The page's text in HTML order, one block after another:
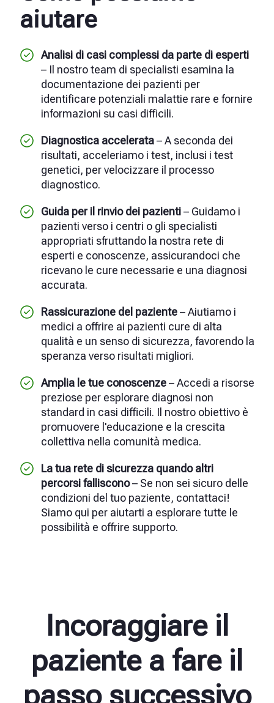
aiutare
Analisi di casi complessi da parte di esperti
– Il nostro team di specialisti esamina la
documentazione dei pazienti per
identificare potenziali malattie rare e fornire
informazioni su casi difficili.
Diagnostica accelerata– A seconda dei
risultati, acceleriamo i test, inclusi i test
genetici, per velocizzare il processo
diagnostico.
Guida per il rinvio dei pazienti– Guidamo i
pazienti verso i centri o gli specialisti
appropriati sfruttando la nostra rete di
esperti e conoscenze, assicurandoci che
ricevano le cure necessarie e una diagnosi
accurata.
Rassicurazione del paziente– Aiutiamo i
medici a offrire ai pazienti cure di alta
qualità e un senso di sicurezza, favorendo la
speranza verso risultati migliori.
Amplia le tue conoscenze– Accedi a risorse
preziose per esplorare diagnosi non
standard in casi difficili. Il nostro obiettivo è
promuovere l'educazione e la crescita
collettiva nella comunità medica.
La tua rete di sicurezza quando altri
percorsi falliscono– Se non sei sicuro delle
condizioni del tuo paziente, contattaci!
Siamo qui per aiutarti a esplorare tutte le
possibilità e offrire supporto.
Incoraggiare il
paziente a fare il
passo successivo